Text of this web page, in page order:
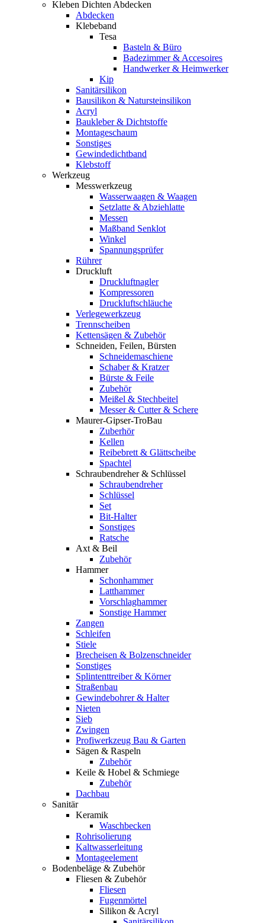
Kleben Dichten Abdecken
Abdecken
Klebeband
Tesa
Basteln & Büro
Badezimmer & Accesoires
Handwerker & Heimwerker
Kip
Sanitärsilikon
Bausilikon & Natursteinsilikon
Acryl
Baukleber & Dichtstoffe
Montageschaum
Sonstiges
Gewindedichtband
Klebstoff
Werkzeug
Messwerkzeug
Wasserwaagen & Waagen
Setzlatte & Abziehlatte
Messen
Maßband Senklot
Winkel
Spannungsprüfer
Rührer
Druckluft
Druckluftnagler
Kompressoren
Druckluftschläuche
Verlegewerkzeug
Trennscheiben
Kettensägen & Zubehör
Schneiden, Feilen, Bürsten
Schneidemaschiene
Schaber & Kratzer
Bürste & Feile
Zubehör
Meißel & Stechbeitel
Messer & Cutter & Schere
Maurer-Gipser-TroBau
Zuberhör
Kellen
Reibebrett & Glättscheibe
Spachtel
Schraubendreher & Schlüssel
Schraubendreher
Schlüssel
Set
Bit-Halter
Sonstiges
Ratsche
Axt & Beil
Zubehör
Hammer
Schonhammer
Latthammer
Vorschlaghammer
Sonstige Hammer
Zangen
Schleifen
Stiele
Brecheisen & Bolzenschneider
Sonstiges
Splintenttreiber & Körner
Straßenbau
Gewindebohrer & Halter
Nieten
Sieb
Zwingen
Profiwerkzeug Bau & Garten
Sägen & Raspeln
Zubehör
Keile & Hobel & Schmiege
Zubehör
Dachbau
Sanitär
Keramik
Waschbecken
Rohrisolierung
Kaltwasserleitung
Montageelement
Bodenbeläge & Zubehör
Fliesen & Zubehör
Fliesen
Fugenmörtel
Silikon & Acryl